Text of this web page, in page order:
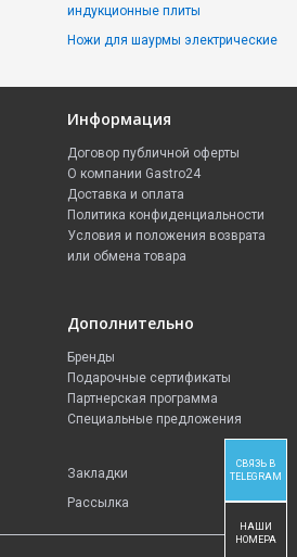
индукционные плиты
Ножи для шаурмы электрические
Информация
Договор публичной оферты
О компании Gastro24
Доставка и оплата
Политика конфиденциальности
Условия и положения возврата
или обмена товара
Дополнительно
Бренды
Подарочные сертификаты
Партнерская программа
Специальные предложения
Закладки
Рассылка
СВЯЗЬ В
TELEGRAM
НАШИ
НОМЕРА